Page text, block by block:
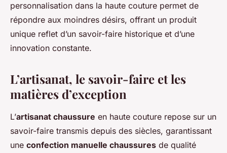
personnalisation dans la haute couture permet de
répondre aux moindres désirs, offrant un produit
unique reflet d’un savoir-faire historique et d’une
innovation constante.
L’artisanat, le savoir-faire et les
matières d’exception
L’artisanat chaussure en haute couture repose sur un
savoir-faire transmis depuis des siècles, garantissant
une confection manuelle chaussures de qualité